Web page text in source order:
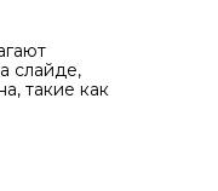
слайде,
такие как